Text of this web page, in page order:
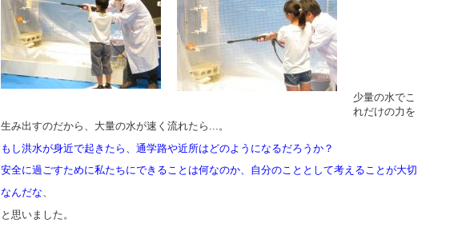
少量の水でこ
れだけの力を
生み出すのだから、大量の水が速く流れたら...。
もし洪水が身近で起きたら、通学路や近所はどのようになるだろうか？
安全に過ごすために私たちにできることは何なのか、自分のこととして考えることが大切
なんだな、
と思いました。